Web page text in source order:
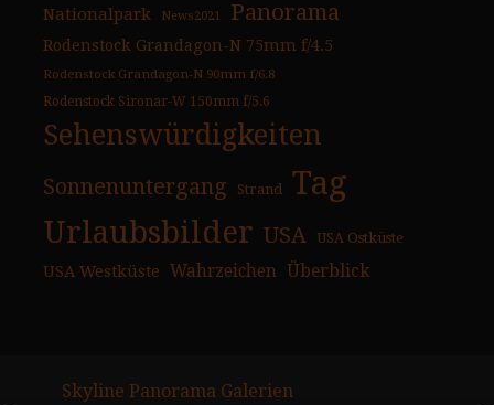
Nationalpark News2021 Panorama
Rodenstock Grandagon-N 75mm f/4.5
Rodenstock Grandagon-N 90mm f/6.8
Rodenstock Sironar-W 150mm f/5.6
Sehenswürdigkeiten
Sonnenuntergang Strand Tag
Urlaubsbilder USA USA Ostküste
USA Westküste Wahrzeichen Überblick
Skyline Panorama Galerien